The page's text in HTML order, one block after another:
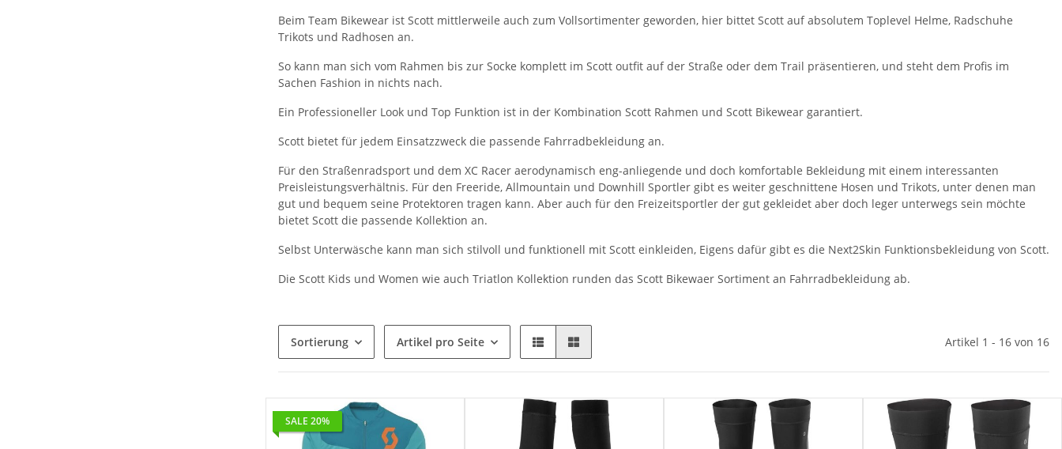
Beim Team Bikewear ist Scott mittlerweile auch zum Vollsortimenter geworden, hier bittet Scott auf absolutem Toplevel Helme, Radschuhe
Trikots und Radhosen an.
So kann man sich vom Rahmen bis zur Socke komplett im Scott outfit auf der Straße oder dem Trail präsentieren, und steht dem Profis im
Sachen Fashion in nichts nach.
Ein Professioneller Look und Top Funktion ist in der Kombination Scott Rahmen und Scott Bikewear garantiert.
Scott bietet für jedem Einsatzzweck die passende Fahrradbekleidung an.
Für den Straßenradsport und dem XC Racer aerodynamisch eng-anliegende und doch komfortable Bekleidung mit einem interessanten
Preisleistungsverhältnis. Für den Freeride, Allmountain und Downhill Sportler gibt es weiter geschnittene Hosen und Trikots, unter denen man
gut und bequem seine Protektoren tragen kann. Aber auch für den Freizeitsportler der gut gekleidet aber doch leger unterwegs sein möchte
bietet Scott die passende Kollektion an.
Selbst Unterwäsche kann man sich stilvoll und funktionell mit Scott einkleiden, Eigens dafür gibt es die Next2Skin Funktionsbekleidung von Scott.
Die Scott Kids und Women wie auch Triatlon Kollektion runden das Scott Bikewaer Sortiment an Fahrradbekleidung ab.
Sortierung Artikel pro Seite Artikel 1 - 16 von 16
SALE 20%